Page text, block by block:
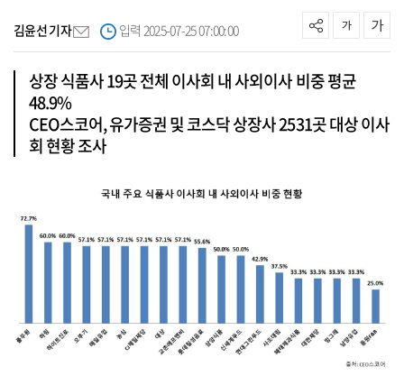
김윤선 기자 입력 2025-07-25 07:00:00
상장 식품사 19곳 전체 이사회 내 사외이사 비중 평균
48.9%
CEO스코어, 유가증권 및 코스닥 상장사 2531곳 대상 이사
회 현황 조사